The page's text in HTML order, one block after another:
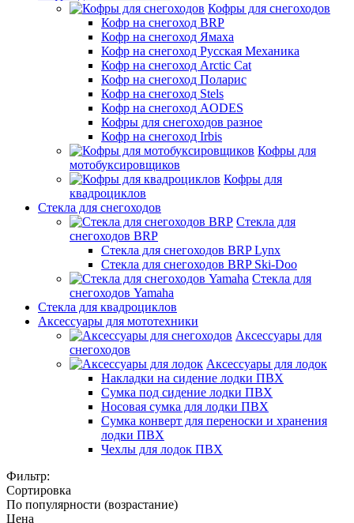
Кофры для снегоходов
Кофр на снегоход BRP
Кофр на снегоход Ямаха
Кофр на снегоход Русская Механика
Кофр на снегоход Arctic Cat
Кофр на снегоход Поларис
Кофр на снегоход Stels
Кофр на снегоход AODES
Кофры для снегоходов разное
Кофр на снегоход Irbis
Кофры для
мотобуксировщиков
Кофры для
квадроциклов
Стекла для снегоходов
Стекла для
снегоходов BRP
Стекла для снегоходов BRP Lynx
Стекла для снегоходов BRP Ski-Doo
Стекла для
снегоходов Yamaha
Стекла для квадроциклов
Аксессуары для мототехники
Аксессуары для
снегоходов
Аксессуары для лодок
Накладки на сидение лодки ПВХ
Сумка под сидение лодки ПВХ
Носовая сумка для лодки ПВХ
Сумка конверт для переноски и хранения
лодки ПВХ
Чехлы для лодок ПВХ
Фильтр:
Сортировка
По популярности (возрастание)
Цена